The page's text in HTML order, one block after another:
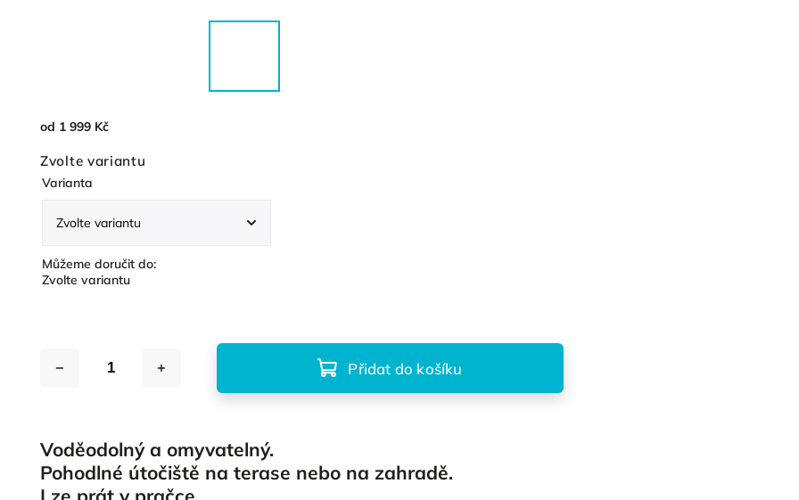
od 1 999 Kč
Zvolte variantu
Varianta
Můžeme doručit do:
Zvolte variantu
Přidat do košíku
Voděodolný a omyvatelný.
Pohodlné útočiště na terase nebo na zahradě.